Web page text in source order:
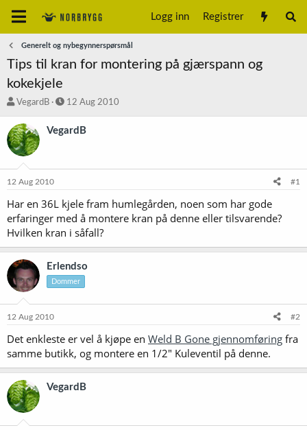
Logg inn Registrer
Generelt og nybegynnerspørsmål
Tips til kran for montering på gjærspann og
kokekjele
T
å
d
s
t
e
r
VegardB
S
a
o
12 Aug 2010
VegardB
12 Aug 2010 #1
Har en 36L kjele fram humlegården, noen som har gode
erfaringer med å montere kran på denne eller tilsvarende?
Hvilken kran i såfall?
Erlendso
Dommer
12 Aug 2010 #2
Det enkleste er vel å kjøpe en Weld B Gone gjennomføring fra
samme butikk, og montere en 1/2" Kuleventil på denne.
VegardB